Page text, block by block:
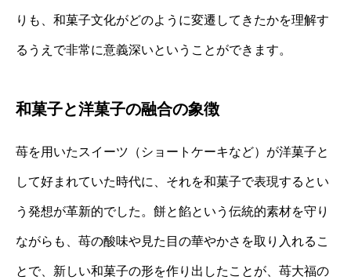
りも、和菓子文化がどのように変遷してきたかを理解す
るうえで非常に意義深いということができます。
和菓子と洋菓子の融合の象徴
苺を用いたスイーツ（ショートケーキなど）が洋菓子と
して好まれていた時代に、それを和菓子で表現するとい
う発想が革新的でした。餅と餡という伝統的素材を守り
ながらも、苺の酸味や見た目の華やかさを取り入れるこ
とで、新しい和菓子の形を作り出したことが、苺大福の